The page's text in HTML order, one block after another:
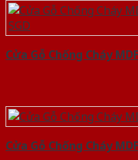
Cửa Gỗ Chống Cháy
Cửa Gỗ Chống Cháy